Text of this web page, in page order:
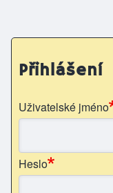
Přihlášení
Uživatelské jméno
Heslo